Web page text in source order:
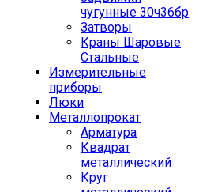
чугунные 30ч36бр
Затворы
Краны Шаровые
Стальные
Измерительные
приборы
Люки
Металлопрокат
Арматура
Квадрат
металлический
Круг